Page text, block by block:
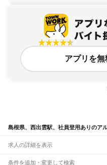
アプリを
島根県、西出雲駅、社員登用ありのア
求人の詳細を表示
条件を追加・変更して検索